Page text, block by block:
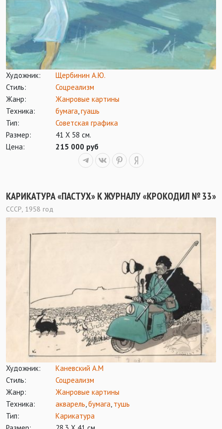
Художник:
Щербинин А.Ю.
Стиль:
Соцреализм
Жанр:
Жанровые картины
Техника:
бумага,гуашь
Тип:
Советская графика
Размер:
41 Х 58 см.
Цена:
215 000 руб
КАРИКАТУРА «ПАСТУХ» К ЖУРНАЛУ «КРОКОДИЛ № 33»
СССР, 1958 год
Художник:
Каневский А.М
Стиль:
Соцреализм
Жанр:
Жанровые картины
Техника:
акварель,бумага, тушь
Тип:
Карикатура